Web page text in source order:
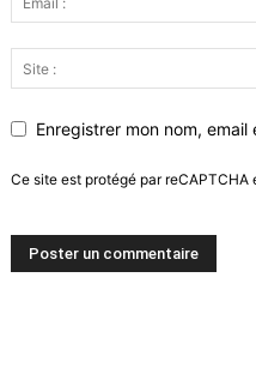
Enregistrer mon nom,
Ce site est protégé par reCAPTCHA